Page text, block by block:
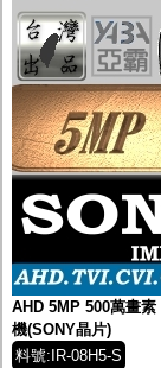
AHD 5MP 500萬畫
機(SONY晶片)
料號:IR-08H5-S